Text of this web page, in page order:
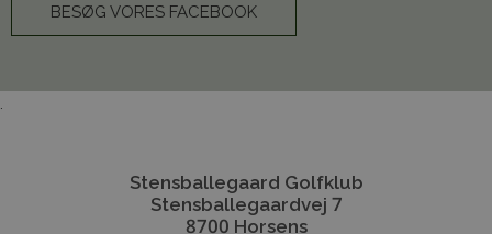
BESØG VORES FACEBOOK
.
Stensballegaard Golfklub
Stensballegaardvej 7
8700 Horsens